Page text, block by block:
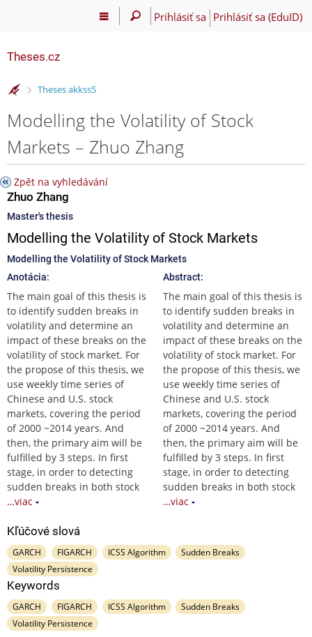
Prihlásiť sa Prihlásiť sa (EduID)
Theses.cz
>
Theses akkss5
Modelling the Volatility of Stock
Markets – Zhuo Zhang
Zpět na vyhledávání
Zhuo Zhang
Master's thesis
Modelling the Volatility of Stock Markets
Modelling the Volatility of Stock Markets
Anotácia:
The main goal of this thesis is
to identify sudden breaks in
volatility and determine an
impact of these breaks on the
volatility of stock market. For
the propose of this thesis, we
use weekly time series of
Chinese and U.S. stock
markets, covering the period
of 2000 ~2014 years. And
then, the primary aim will be
fulfilled by 3 steps. In first
stage, in order to detecting
sudden breaks in both stock
…viac
Abstract:
The main goal of this thesis is
to identify sudden breaks in
volatility and determine an
impact of these breaks on the
volatility of stock market. For
the propose of this thesis, we
use weekly time series of
Chinese and U.S. stock
markets, covering the period
of 2000 ~2014 years. And
then, the primary aim will be
fulfilled by 3 steps. In first
stage, in order to detecting
sudden breaks in both stock
…viac
Kľúčové slová
GARCH FIGARCH ICSS Algorithm
Sudden Breaks
Volatility Persistence
Keywords
GARCH FIGARCH ICSS Algorithm
Sudden Breaks
Volatility Persistence